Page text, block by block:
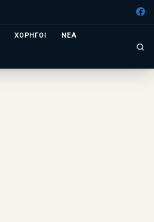
ΧΟΡΗΓΟΙ ΝΕΑ